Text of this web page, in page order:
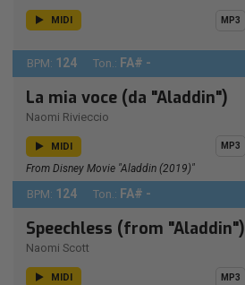
MIDI MP3
BPM: 124 Ton.: FA# -
La mia voce (da "Aladdin")
Naomi Rivieccio
MIDI MP3
From Disney Movie "Aladdin (2019)"
BPM: 124 Ton.: FA# -
Speechless (from "Aladdin")
Naomi Scott
MIDI MP3